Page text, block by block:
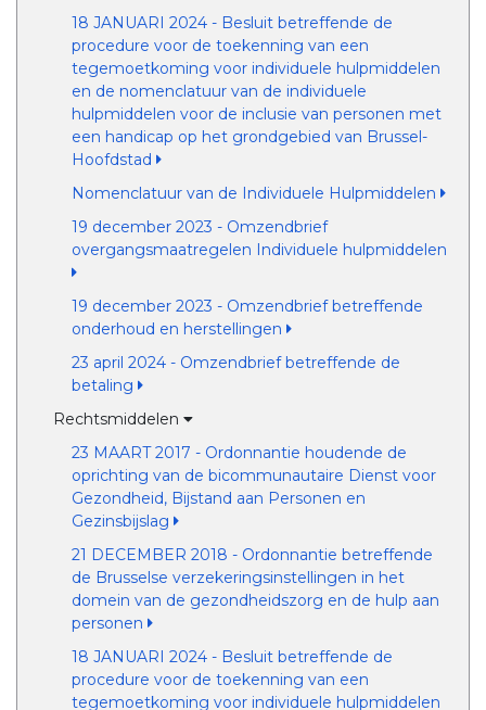
18 JANUARI 2024 - Besluit betreffende de
procedure voor de toekenning van een
tegemoetkoming voor individuele hulpmiddelen
en de nomenclatuur van de individuele
hulpmiddelen voor de inclusie van personen met
een handicap op het grondgebied van Brussel-
Hoofdstad
Nomenclatuur van de Individuele Hulpmiddelen
19 december 2023 - Omzendbrief
overgangsmaatregelen Individuele hulpmiddelen
19 december 2023 - Omzendbrief betreffende
onderhoud en herstellingen
23 april 2024 - Omzendbrief betreffende de
betaling
Rechtsmiddelen
23 MAART 2017 - Ordonnantie houdende de
oprichting van de bicommunautaire Dienst voor
Gezondheid, Bijstand aan Personen en
Gezinsbijslag
21 DECEMBER 2018 - Ordonnantie betreffende
de Brusselse verzekeringsinstellingen in het
domein van de gezondheidszorg en de hulp aan
personen
18 JANUARI 2024 - Besluit betreffende de
procedure voor de toekenning van een
tegemoetkoming voor individuele hulpmiddelen